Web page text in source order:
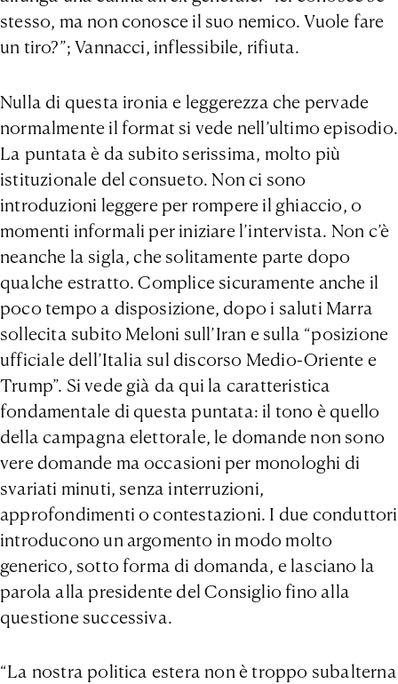
stesso, ma non conosce il suo nemico. Vuole fare
un tiro?”; Vannacci, inflessibile, rifiuta.
Nulla di questa ironia e leggerezza che pervade
normalmente il format si vede nell’ultimo episodio.
La puntata è da subito serissima, molto più
istituzionale del consueto. Non ci sono
introduzioni leggere per rompere il ghiaccio, o
momenti informali per iniziare l’intervista. Non c’è
neanche la sigla, che solitamente parte dopo
qualche estratto. Complice sicuramente anche il
poco tempo a disposizione, dopo i saluti Marra
sollecita subito Meloni sull’Iran e sulla “posizione
ufficiale dell’Italia sul discorso Medio-Oriente e
Trump”. Si vede già da qui la caratteristica
fondamentale di questa puntata: il tono è quello
della campagna elettorale, le domande non sono
vere domande ma occasioni per monologhi di
svariati minuti, senza interruzioni,
approfondimenti o contestazioni. I due conduttori
introducono un argomento in modo molto
generico, sotto forma di domanda, e lasciano la
parola alla presidente del Consiglio fino alla
questione successiva.
“La nostra politica estera non è troppo subalterna